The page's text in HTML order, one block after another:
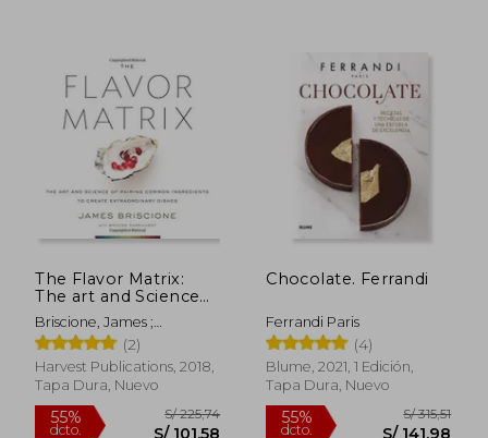
20%
The Flavor Matrix:
The art and Science
of Pairing Common
Ingredients to Create
Extraordinary Dishes
(en Inglés)
Briscione, James ;
Parkhurst, Brooke
(2)
Harvest Publications, 2018,
Tapa Dura, Nuevo
Chocolate. Ferrandi
Ferrandi Paris
(4)
Blume, 2021, 1 Edición,
Tapa Dura, Nuevo